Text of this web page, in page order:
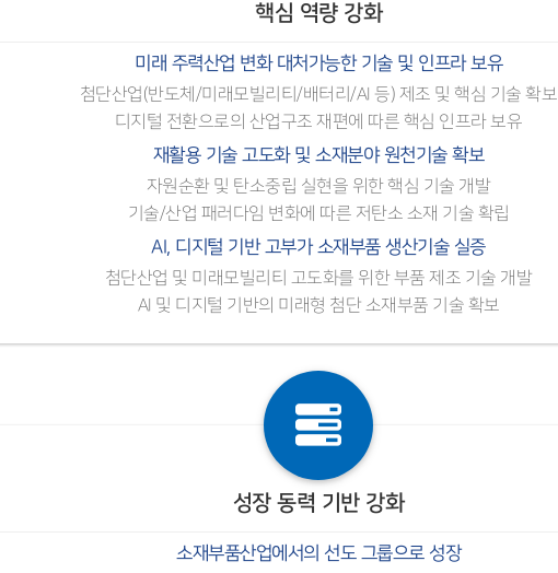
핵심 역량 강화
미래 주력산업 변화 대처가능한 기술 및 인프라 보유
첨단산업(반도체/미래모빌리티/배터리/AI 등) 제조 및 핵심 기술 확보
디지털 전환으로의 산업구조 재편에 따른 핵심 인프라 보유
재활용 기술 고도화 및 소재분야 원천기술 확보
자원순환 및 탄소중립 실현을 위한 핵심 기술 개발
기술/산업 패러다임 변화에 따른 저탄소 소재 기술 확립
AI, 디지털 기반 고부가 소재부품 생산기술 실증
첨단산업 및 미래모빌리티 고도화를 위한 부품 제조 기술 개발
AI 및 디지털 기반의 미래형 첨단 소재부품 기술 확보
성장 동력 기반 강화
소재부품산업에서의 선도 그룹으로 성장